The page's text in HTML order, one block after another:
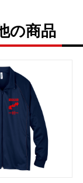
の商品